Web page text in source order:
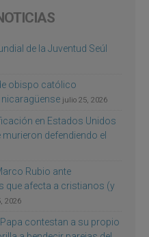
de la Juventud Seúl
obispo católico
julio 25, 2026
en Estados Unidos
defendiendo el
Rubio ante
que afecta a cristianos (y
2026
contestan a su propio